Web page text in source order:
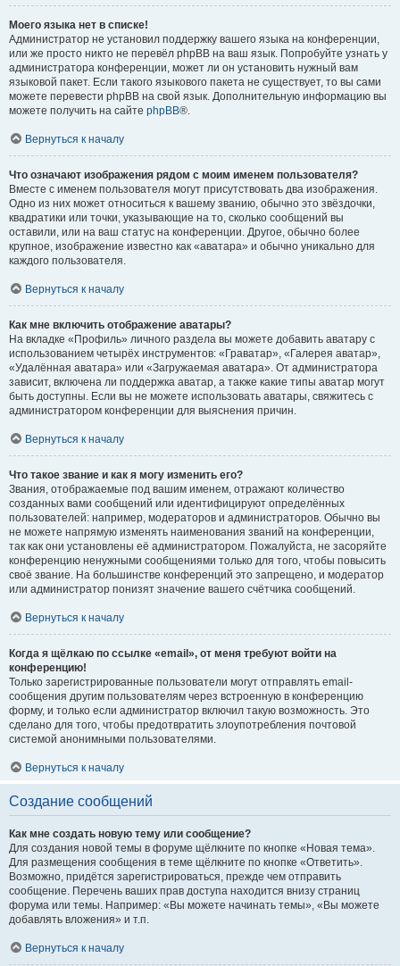
Моего языка нет в списке!
Администратор не установил поддержку вашего языка на конференции,
или же просто никто не перевёл phpBB на ваш язык. Попробуйте узнать у
администратора конференции, может ли он установить нужный вам
языковой пакет. Если такого языкового пакета не существует, то вы сами
можете перевести phpBB на свой язык. Дополнительную информацию вы
можете получить на сайте phpBB®.
Вернуться к началу
Что означают изображения рядом с моим именем пользователя?
Вместе с именем пользователя могут присутствовать два изображения.
Одно из них может относиться к вашему званию, обычно это звёздочки,
квадратики или точки, указывающие на то, сколько сообщений вы
оставили, или на ваш статус на конференции. Другое, обычно более
крупное, изображение известно как «аватара» и обычно уникально для
каждого пользователя.
Вернуться к началу
Как мне включить отображение аватары?
На вкладке «Профиль» личного раздела вы можете добавить аватару с
использованием четырёх инструментов: «Граватар», «Галерея аватар»,
«Удалённая аватара» или «Загружаемая аватара». От администратора
зависит, включена ли поддержка аватар, а также какие типы аватар могут
быть доступны. Если вы не можете использовать аватары, свяжитесь с
администратором конференции для выяснения причин.
Вернуться к началу
Что такое звание и как я могу изменить его?
Звания, отображаемые под вашим именем, отражают количество
созданных вами сообщений или идентифицируют определённых
пользователей: например, модераторов и администраторов. Обычно вы
не можете напрямую изменять наименования званий на конференции,
так как они установлены её администратором. Пожалуйста, не засоряйте
конференцию ненужными сообщениями только для того, чтобы повысить
своё звание. На большинстве конференций это запрещено, и модератор
или администратор понизят значение вашего счётчика сообщений.
Вернуться к началу
Когда я щёлкаю по ссылке «email», от меня требуют войти на
конференцию!
Только зарегистрированные пользователи могут отправлять email-
сообщения другим пользователям через встроенную в конференцию
форму, и только если администратор включил такую возможность. Это
сделано для того, чтобы предотвратить злоупотребления почтовой
системой анонимными пользователями.
Вернуться к началу
Создание сообщений
Как мне создать новую тему или сообщение?
Для создания новой темы в форуме щёлкните по кнопке «Новая тема».
Для размещения сообщения в теме щёлкните по кнопке «Ответить».
Возможно, придётся зарегистрироваться, прежде чем отправить
сообщение. Перечень ваших прав доступа находится внизу страниц
форума или темы. Например: «Вы можете начинать темы», «Вы можете
добавлять вложения» и т.п.
Вернуться к началу